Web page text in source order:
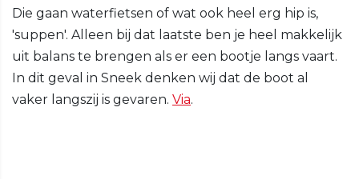
Die gaan waterfietsen of wat ook heel erg hip is,
'suppen'. Alleen bij dat laatste ben je heel makkelijk
uit balans te brengen als er een bootje langs vaart.
In dit geval in Sneek denken wij dat de boot al
vaker langszij is gevaren. Via.